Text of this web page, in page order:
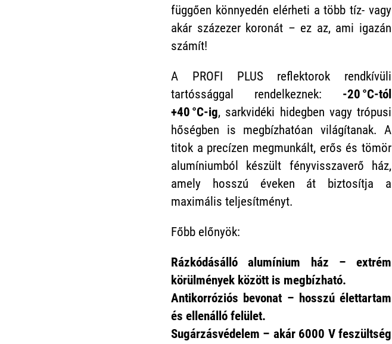
függően könnyedén elérheti a több tíz- vagy
akár százezer koronát – ez az, ami igazán
számít!
A PROFI PLUS reflektorok rendkívüli
tartóssággal rendelkeznek: -20 °C-tól
+40 °C-ig, sarkvidéki hidegben vagy trópusi
hőségben is megbízhatóan világítanak. A
titok a precízen megmunkált, erős és tömör
alumíniumból készült fényvisszaverő ház,
amely hosszú éveken át biztosítja a
maximális teljesítményt.
Főbb előnyök:
Rázkódásálló alumínium ház – extrém
körülmények között is megbízható.
Antikorróziós bevonat – hosszú élettartam
és ellenálló felület.
Sugárzásvédelem – akár 6000 V feszültség